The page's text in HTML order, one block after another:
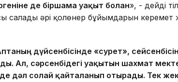
де біршама уақыт болған», - дейді
салады әрі қолөнер бұйымдарын
дүйсенбісінде «сурет»,
Ал, сәрсенбідегі уақытын шахмат
дәл солай қайталанып отырады. Тек